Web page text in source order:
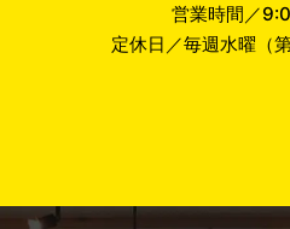
営業時間／
定休日／毎週水曜（